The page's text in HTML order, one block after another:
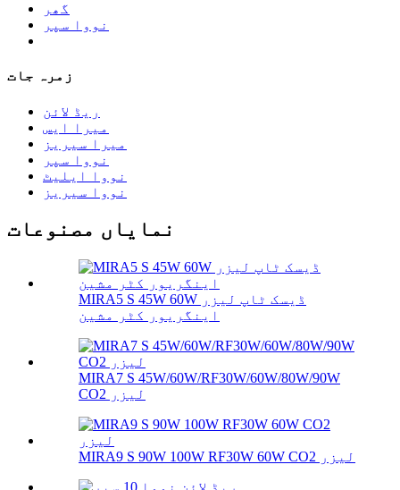
گھر
نووا سپر
زمرہ جات
ریڈ لائن
میرا ایس
میرا سیریز
نووا سپر
نووا ایلیٹ
نووا سیریز
نمایاں مصنوعات
MIRA5 S 45W 60W ڈیسک ٹاپ لیزر
اینگریور کٹر مشین
MIRA7 S 45W/60W/RF30W/60W/80W/90W
CO2 لیزر
MIRA9 S 90W 100W RF30W 60W CO2 لیزر